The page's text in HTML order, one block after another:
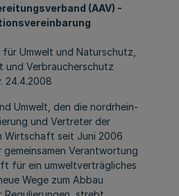
(AAV) -
für Umwelt und Naturschutz,
und Verbraucherschutz
24.4.2008
Umwelt, den die nordrhein-
und Vertreter der
Wirtschaft seit Juni 2006
Verantwortung
für ein umweltverträgliches
Wege zum Abbau